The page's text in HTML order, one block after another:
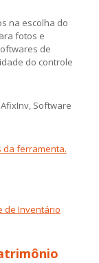
na escolha do
fotos e
de
do controle
Software
da ferramenta.
de Inventário